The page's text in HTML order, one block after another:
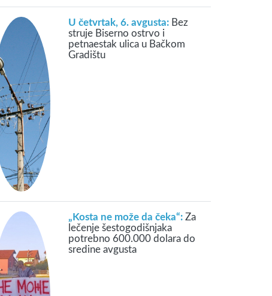
U četvrtak, 6. avgusta: Bez
struje Biserno ostrvo i
petnaestak ulica u Bačkom
Gradištu
„Kosta ne može da čeka“: Za
lečenje šestogodišnjaka
potrebno 600.000 dolara do
sredine avgusta